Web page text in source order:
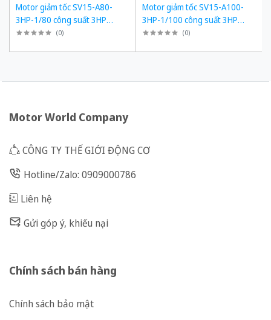
Motor giảm tốc SV15-A80-
3HP-1/80 công suất 3HP
(2200W) 2,2kW 1/80 kiểu lắp
(0)
Motor giảm tốc SV15-A100-
3HP-1/100 công suất 3HP
(2200W) 2,2kW 1/100 kiểu lắp
(0)
Motor World Company
CÔNG TY THẾ GIỚI ĐỘNG CƠ
Hotline/Zalo: 0909000786
Liên hệ
Gửi góp ý, khiếu nại
Chính sách bán hàng
Chính sách bảo mật